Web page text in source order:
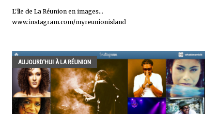
L'île de La Réunion en images...
www.instagram.com/myreunionisland
AUJOURD'HUI À LA RÉUNION